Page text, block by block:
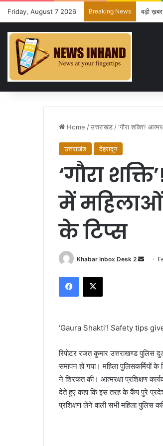
Friday, August 7 2026 Breaking News बड़ी
Home /उत्तराखंड /‘गौरा शक्ति’!
उत्तराखंड देहरादून
‘गौरा
में महिलाओं
के टिप्स
Khabar Inbox Desk 2
Send
Facebook
X
‘Gaura Shakti’! Safety tips
रिपोटर रजत कुमार उत्तराखण्ड पुलिस
समापन हो गया। महिला पुलिसकर्मियों
ने शिरकत की। आत्मरक्षा प्रशिक्षण
देते हुए कहा कि इस तरह के कैंप पुरे
प्रशिक्षण लेने वाली सभी महिला पुलिस